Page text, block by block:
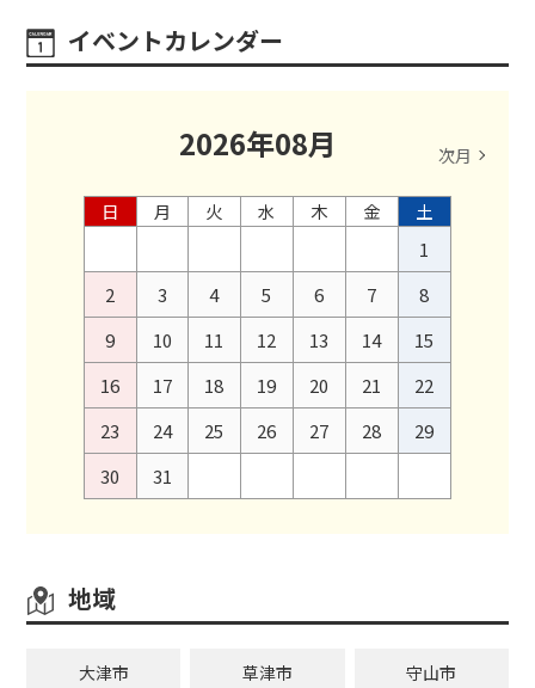
イベントカレンダー
2026年08月 次月
日 月 火 水 木 金
土
1
2
3 4 5 6 7
8
9
10 11 12 13 14
15
16
17 18 19 20 21
22
23
24 25 26 27 28
29
30
31
地域
大津市 草津市 守山市